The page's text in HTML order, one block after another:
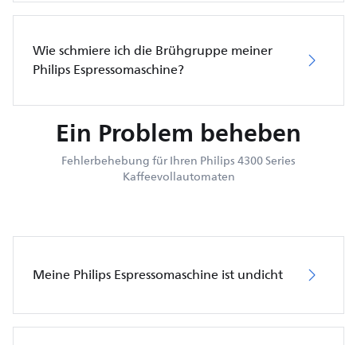
Wie schmiere ich die Brühgruppe meiner
Philips Espressomaschine?
Ein Problem beheben
Fehlerbehebung für Ihren Philips 4300 Series
Kaffeevollautomaten
Meine Philips Espressomaschine ist undicht